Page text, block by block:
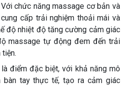
chức năng massage cơ bản và
cấp trải nghiệm thoải mái và
độ nhiệt độ tăng cường cảm giác
massage tự động đem đến trải
điểm đặc biệt, với khả năng mô
bàn tay thực tế, tạo ra cảm giác